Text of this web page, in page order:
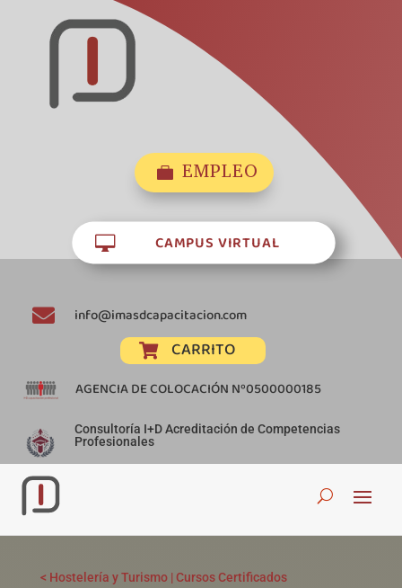
 EMPLEO
 CAMPUS VIRTUAL
 info@imasdcapacitacion.com
 CARRITO
AGENCIA DE COLOCACIÓN Nº0500000185
Consultoría I+D Acreditación de Competencias
Profesionales
< Hostelería y Turismo|Cursos Certificados